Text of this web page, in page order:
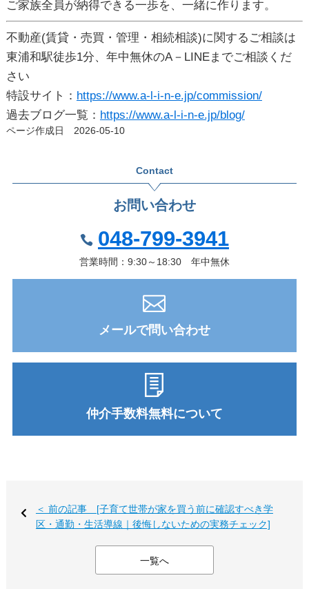
ご家族全員が納得できる一歩を、一緒に作ります。
不動産(賃貸・売買・管理・相続相談)に関するご相談は
東浦和駅徒歩1分、年中無休のA－LINEまでご相談くだ
さい
特設サイト： https://www.a-l-i-n-e.jp/commission/
過去ブログ一覧： https://www.a-l-i-n-e.jp/blog/
ページ作成日 2026-05-10
Contact
お問い合わせ
048-799-3941
営業時間：9:30～18:30 年中無休
メールで問い合わせ
仲介手数料無料について
＜ 前の記事 [子育て世帯が家を買う前に確認すべき学
区・通勤・生活導線｜後悔しないための実務チェック]
一覧へ